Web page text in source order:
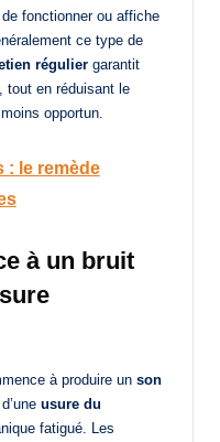
fonctionner ou affiche
ce type de
régulier garantit
tout en réduisant le
opportun.
: le remède
à un bruit
à produire un son
usure du
fatigué. Les